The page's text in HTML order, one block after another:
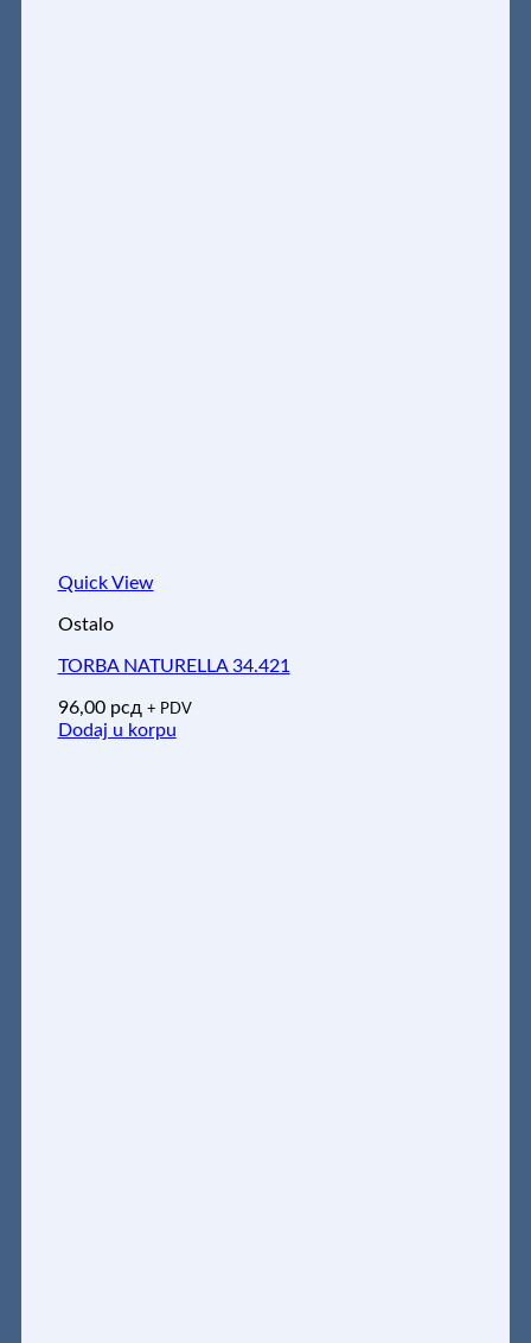
Quick View
Ostalo
TORBA NATURELLA 34.421
96,00 рсд + PDV
Dodaj u korpu